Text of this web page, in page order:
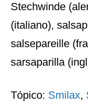
Stechwinde
(italiano),
salsepareille
sarsaparilla
Tópico: Smilax,